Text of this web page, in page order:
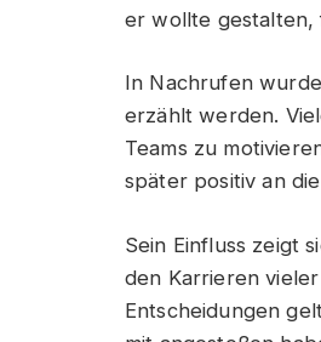
er wollte
In Nachrufen
erzählt werden.
Teams zu
später positiv an
Sein Einfluss zeigt
den Karrieren
Entscheidungen